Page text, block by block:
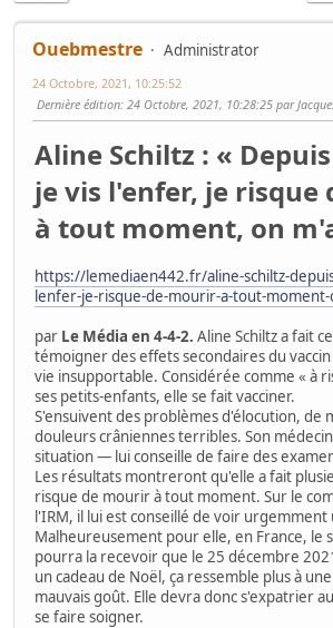
Ouebmestre Administrator
24 Octobre, 2021, 10:25:52
Dernière édition: 24 Octobre, 2021, 10:28:25 par
Aline Schiltz : «
je vis l'enfer, je risque
à tout moment, on
https://lemediaen442.fr/aline-schiltz-
lenfer-je-risque-de-mourir-a-tout-
par Le Média en 4-4-2. Aline Schiltz a fait
témoigner des effets secondaires du
vie insupportable. Considérée comme « à
ses petits-enfants, elle se fait vacciner.
S'ensuivent des problèmes d'élocution, de
douleurs crâniennes terribles. Son
situation — lui conseille de faire des
Les résultats montreront qu'elle a fait
risque de mourir à tout moment. Sur le
l'IRM, il lui est conseillé de voir
Malheureusement pour elle, en France, le
pourra la recevoir que le 25 décembre
un cadeau de Noël, ça ressemble plus à
mauvais goût. Elle devra donc s'expatrier
se faire soigner.